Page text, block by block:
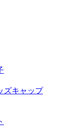
ズキャップ